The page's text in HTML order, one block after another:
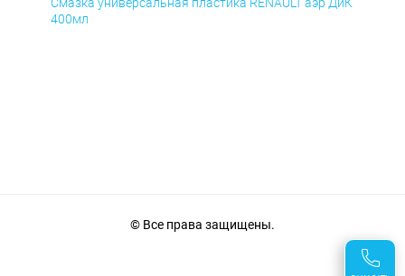
400мл
© Все права защищены.